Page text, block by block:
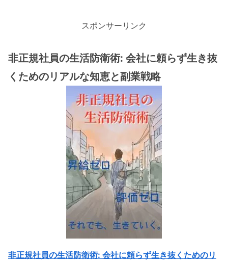
スポンサーリンク
非正規社員の生活防衛術: 会社に頼らず生き抜
くためのリアルな知恵と副業戦略
非正規社員の生活防衛術: 会社に頼らず生き抜くためのリ